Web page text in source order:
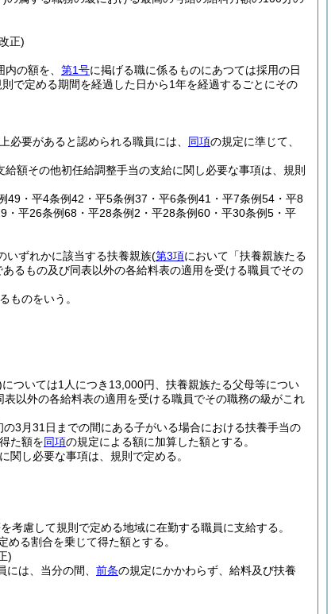
正)
の額を、 第1号に掲げる職に係るものにあつては採用の日
で定める期間を経過した日から1年を経過するごとにその
必要があると認められる職員には、 同項の規定に準じて、
額その他初任給調整手当の支給に関し必要な事項は、規則
・平4条例42・平5条例37・平6条例41・平7条例54・平8
平26条例68・平28条例2・平28条例60・平30条例5・平
いずれかに該当する扶養親族(第3項において「扶養親族たる
るもの及び同表以外の各給料表の適用を受ける職員でその
ものをいう。
については1人につき13,000円、扶養親族たる父母等につい
以外の各給料表の適用を受ける職員でその職務の級がこれ
3月31日までの間にある子がいる場合における扶養手当の
た額を同項の規定による額に加算した額とする。
し必要な事項は、規則で定める。
慮して規則で定める地域に在勤する職員に支給する。
る割合を乗じて得た額とする。
)
は、当分の間、 前条の規定にかかわらず、給料及び扶養